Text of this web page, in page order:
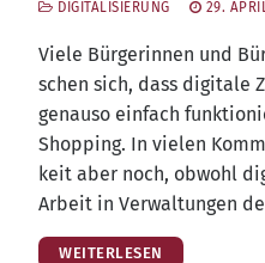
DIGITALISIERUNG 29.
Vie­le Bür­ge­rin­nen und
schen sich, dass digi­ta­le
genau­so ein­fach
Shop­ping. In vie­len
keit aber noch, obwohl
Arbeit in Ver­wal­tun­gen
WEITERLESEN